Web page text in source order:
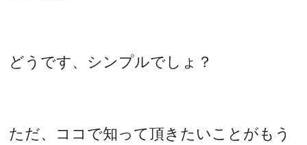
どうです、シンプルでしょ？
ただ、ココで知って頂きたいことがもう